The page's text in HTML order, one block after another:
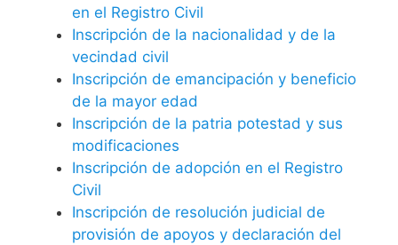
en el Registro Civil
Inscripción de la nacionalidad y de la
vecindad civil
Inscripción de emancipación y beneficio
de la mayor edad
Inscripción de la patria potestad y sus
modificaciones
Inscripción de adopción en el Registro
Civil
Inscripción de resolución judicial de
provisión de apoyos y declaración del